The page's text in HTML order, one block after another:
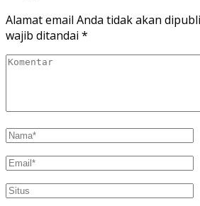
Alamat email Anda tidak akan
wajib ditandai *